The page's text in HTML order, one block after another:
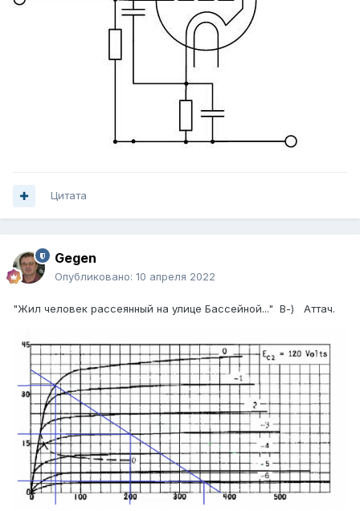
Цитата
Gegen
Опубликовано: 10 апреля 2022
"Жил человек рассеянный на улице Бассейной..." В-) Аттач.